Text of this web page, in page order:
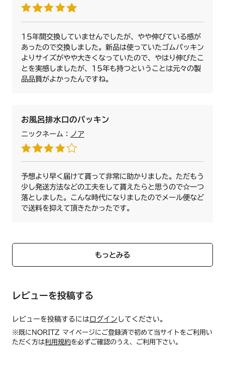
15年間交換していませんでしたが、やや伸びている感が
あったので交換しました。新品は使っていたゴムパッキン
よりサイズがやや大きくなっていたので、やはり伸びたこ
とを実感しましたが、15年も持つということは元々の製
品品質がよかったんですね。
お風呂排水口のパッキン
ニックネーム： ノア
予想より早く届けて貰って非常に助かりました。ただもう
少し発送方法などの工夫をして貰えたらと思うので☆一つ
落としました。こんな時代になりましたのでメール便など
で送料を抑えて頂きたかったです。
もっとみる
レビューを投稿する
レビューを投稿するにはログイン してください。
※既にNORITZ マイページにご登録済で初めて当サイトをご利用い
ただく方は利用規約を必ずご確認のうえ、ご利用下さい。